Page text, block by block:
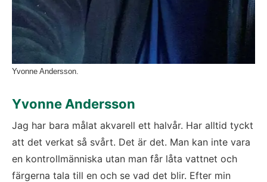
Yvonne Andersson.
Yvonne Andersson
Jag har bara målat akvarell ett halvår. Har alltid tyckt
att det verkat så svårt. Det är det. Man kan inte vara
en kontrollmänniska utan man får låta vattnet och
färgerna tala till en och se vad det blir. Efter min